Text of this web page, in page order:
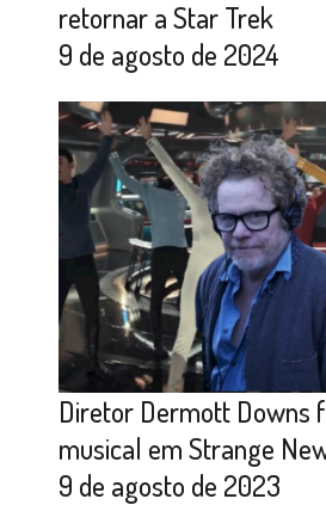
retornar a Star Trek
9 de agosto de 2024
Diretor Dermott Downs
musical em Strange
9 de agosto de 2023